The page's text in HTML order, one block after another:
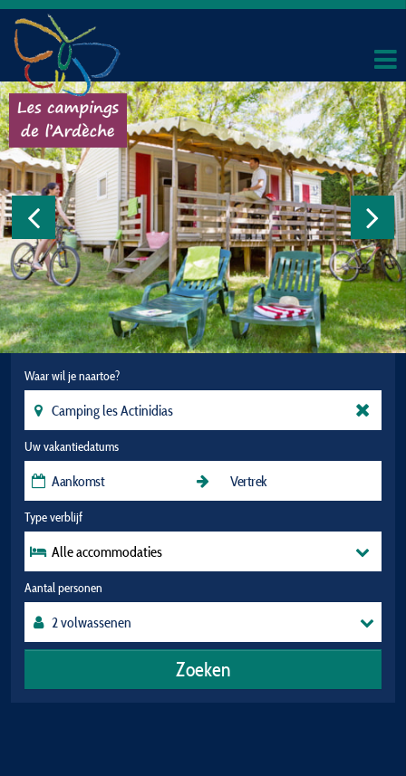
Waar wil je naartoe?
Uw vakantiedatums
Type verblijf
Alle accommodaties
Aantal personen
Zoeken